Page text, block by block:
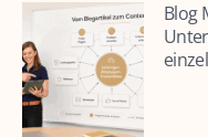
Blog